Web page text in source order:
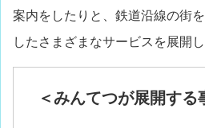
案内をしたりと、鉄道沿線の街
したさまざまなサービスを展開し
＜みんてつが展開する